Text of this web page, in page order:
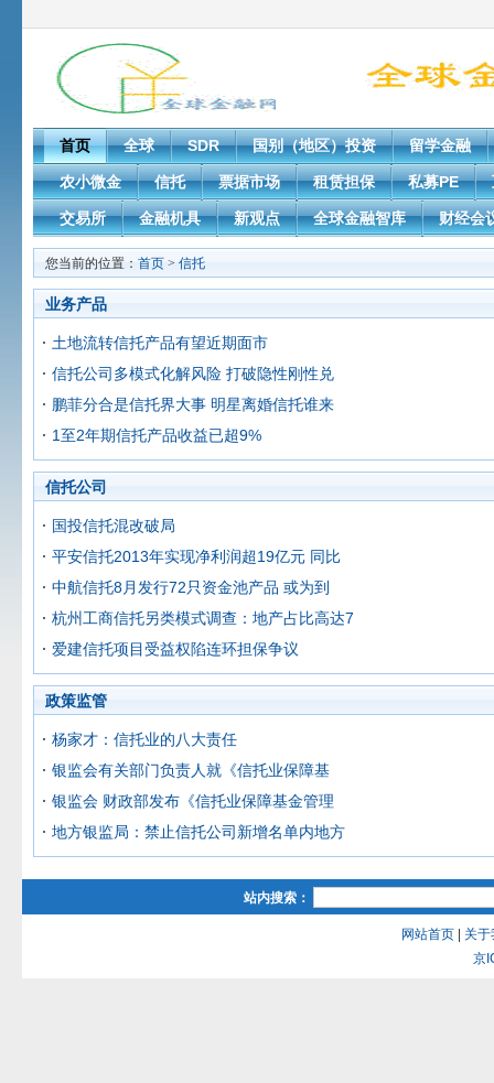
首页 全球 SDR 国别（地区）投资 留学金融
农小微金 信托 票据市场 租赁担保 私募PE
交易所 金融机具 新观点 全球金融智库 财经会
您当前的位置： 首页 > 信托
业务产品
土地流转信托产品有望近期面市
信托公司多模式化解风险 打破隐性刚性兑
鹏菲分合是信托界大事 明星离婚信托谁来
1至2年期信托产品收益已超9%
信托公司
国投信托混改破局
平安信托2013年实现净利润超19亿元 同比
中航信托8月发行72只资金池产品 或为到
杭州工商信托另类模式调查：地产占比高达7
爱建信托项目受益权陷连环担保争议
政策监管
杨家才：信托业的八大责任
银监会有关部门负责人就《信托业保障基
银监会 财政部发布《信托业保障基金管理
地方银监局：禁止信托公司新增名单内地方
站内搜索：
网站首页
关于
京